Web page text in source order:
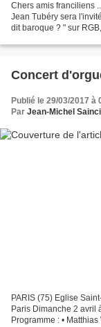
Chers amis franciliens
Jean Tubéry sera
dit baroque ? " sur
Concert
Publié le 29/03/2017 à
Par Jean-Michel
PARIS (75) Eglise
Paris Dimanche 2 avril
Programme : •